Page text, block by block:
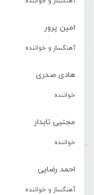
امین پرور
آهنگساز و خواننده
هادی صدری
خواننده
مجتبی تابدار
خواننده
احمد رضایی
آهنگساز و خواننده